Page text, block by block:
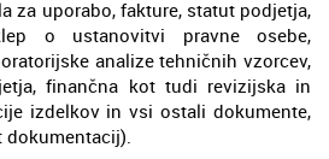
za uporabo, fakture, statut podjetja,
o ustanovitvi pravne osebe,
analize tehničnih vzorcev,
finančna kot tudi revizijska in
izdelkov in vsi ostali dokumente,